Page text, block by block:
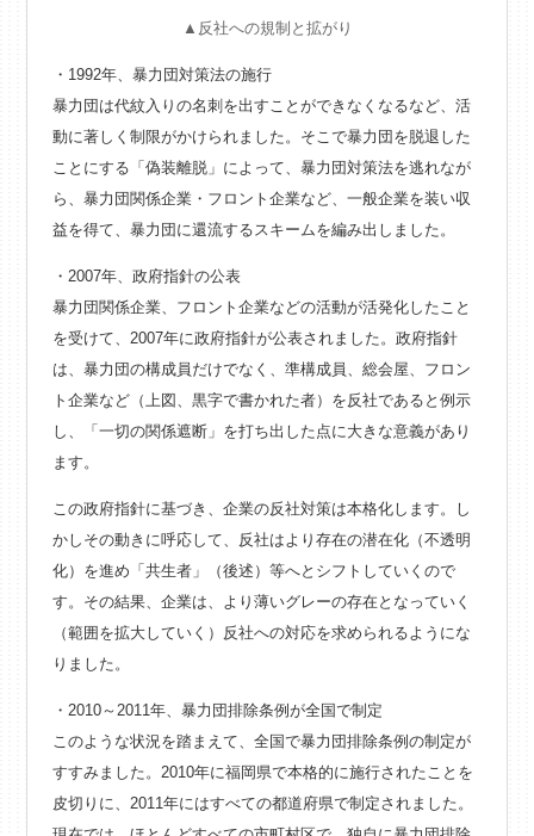
▲反社への規制と拡がり
・1992年、暴力団対策法の施行
暴力団は代紋入りの名刺を出すことができなくなるなど、活
動に著しく制限がかけられました。そこで暴力団を脱退した
ことにする「偽装離脱」によって、暴力団対策法を逃れなが
ら、暴力団関係企業・フロント企業など、一般企業を装い収
益を得て、暴力団に還流するスキームを編み出しました。
・2007年、政府指針の公表
暴力団関係企業、フロント企業などの活動が活発化したこと
を受けて、2007年に政府指針が公表されました。政府指針
は、暴力団の構成員だけでなく、準構成員、総会屋、フロン
ト企業など（上図、黒字で書かれた者）を反社であると例示
し、「一切の関係遮断」を打ち出した点に大きな意義があり
ます。
この政府指針に基づき、企業の反社対策は本格化します。し
かしその動きに呼応して、反社はより存在の潜在化（不透明
化）を進め「共生者」（後述）等へとシフトしていくので
す。その結果、企業は、より薄いグレーの存在となっていく
（範囲を拡大していく）反社への対応を求められるようにな
りました。
・2010～2011年、暴力団排除条例が全国で制定
このような状況を踏まえて、全国で暴力団排除条例の制定が
すすみました。2010年に福岡県で本格的に施行されたことを
皮切りに、2011年にはすべての都道府県で制定されました。